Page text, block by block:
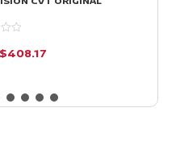
El
$408.17El
actual